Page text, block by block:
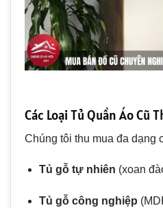
Các Loại Tủ Quần Áo Cũ
Chúng tôi thu mua đa dạng
Tủ gỗ tự nhiên (xoan
Tủ gỗ công nghiệp